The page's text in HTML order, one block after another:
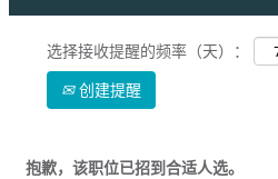
选择接收提醒的频率（天）：
创建提醒
抱歉，该职位已招到合适人选。